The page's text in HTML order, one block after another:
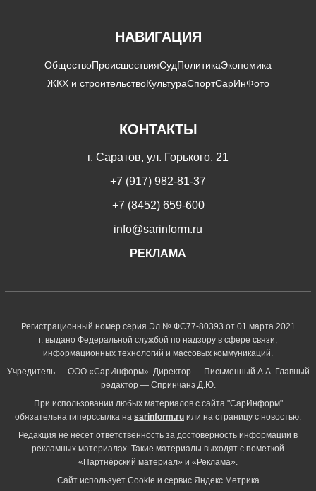
НАВИГАЦИЯ
ОбществоПроисшествияСудПолитикаЭкономика
ЖКХ и строительствоКультураСпортСарИнФото
КОНТАКТЫ
г. Саратов, ул. Горького, 21
+7 (917) 982-81-37
+7 (8452) 659-600
info@sarinform.ru
РЕКЛАМА
Регистрационный номер серия Эл № ФС77-80393 от 01 марта 2021
г. выдано Федеральной службой по надзору в сфере связи,
информационных технологий и массовых коммуникаций.
Учредитель — ООО «СарИнформ». Директор — Письменный А.А. Главный
редактор — Спринчанэ Д.Ю.
При использовании любых материалов с сайта "СарИнформ"
обязательна гиперссылка на sarinform.ru или на страницу с новостью.
Редакция не несет ответственность за достоверность информации в
рекламных материалах. Такие материалы выходят с пометкой
«Партнёрский материал» и «Реклама».
Сайт использует Cookie и сервиc Яндекс.Метрика